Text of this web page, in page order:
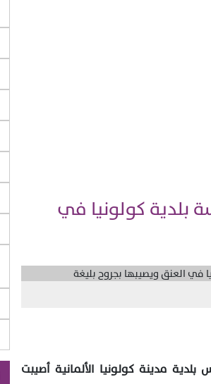
بلدية كولونيا في
مدينة كولونيا الألمانية أصيبت